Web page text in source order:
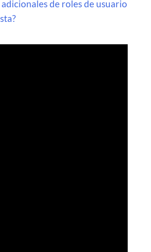
de roles de usuario